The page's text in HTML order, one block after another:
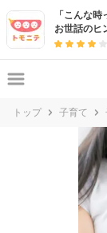
「こんな
お世話のヒ
トップ 子育て
妊娠・出産・子育